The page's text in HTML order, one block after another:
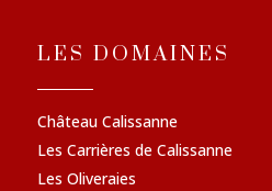
LES DOMAINES
Château Calissanne
Les Carrières de Calissanne
Les Oliveraies